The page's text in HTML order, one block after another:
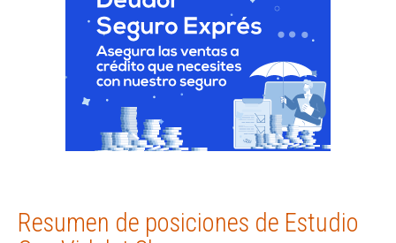
Resumen de posiciones de Estudio